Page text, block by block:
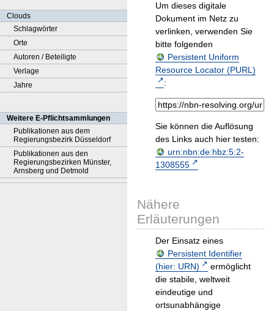
Clouds
Schlagwörter
Orte
Autoren / Beteiligte
Verlage
Jahre
Weitere E-Pflichtsammlungen
Publikationen aus dem
Regierungsbezirk Düsseldorf
Publikationen aus den
Regierungsbezirken Münster,
Arnsberg und Detmold
Um dieses digitale
Dokument im Netz zu
verlinken, verwenden Sie
bitte folgenden
Persistent Uniform
Resource Locator (PURL)
:
Sie können die Auflösung
des Links auch hier testen:
urn:nbn:de:hbz:5:2-
1308555
Nähere
Erläuterungen
Der Einsatz eines
Persistent Identifier
(hier: URN)
ermöglicht
die stabile, weltweit
eindeutige und
ortsunabhängige